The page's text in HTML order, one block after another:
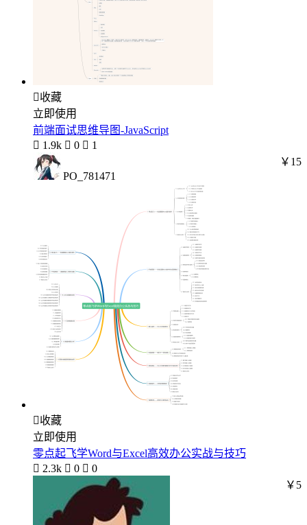
收藏
立即使用
前端面试思维导图-JavaScript
 1.9k  0  1
PO_781471
￥15
收藏
立即使用
零点起飞学Word与Excel高效办公实战与技巧
 2.3k  0  0
￥5